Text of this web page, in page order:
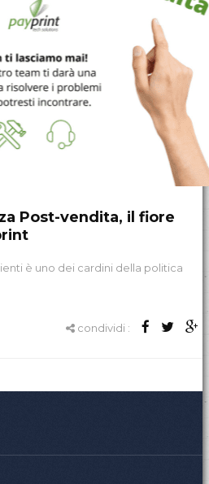
Post-vendita, il fiore
è uno dei cardini della politica
condividi :